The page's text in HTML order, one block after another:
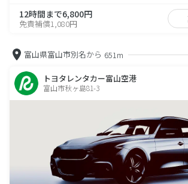
12時間まで6,800円
免責補償1,080円
富山県富山市別名から 651m
トヨタレンタカー富山空港
富山市秋ヶ島81-3